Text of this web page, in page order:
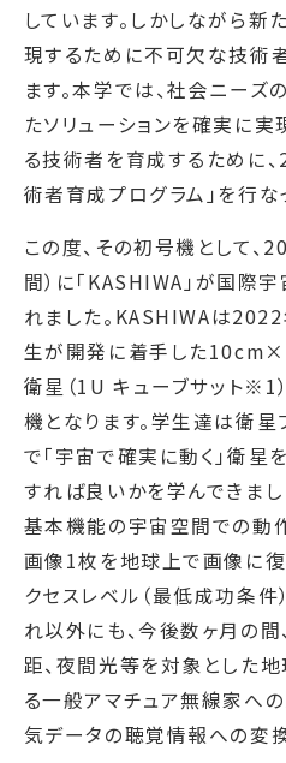
しています。しかしながら新
現するために不可欠な技術
ます。本学では、社会ニー
たソリューションを確実に実
る技術者を育成するために
術者育成プログラム」を行な
この度、その初号機として
間）に「KASHIWA」が国際
れました。KASHIWAは
生が開発に着手した
衛星（1U キューブサット※1
機となります。学生達は衛
で「宇宙で確実に動く」衛星
すれば良いかを学んできま
基本機能の宇宙空間での動
画像1枚を地球上で画像に
クセスレベル（最低成功条件
れ以外にも、今後数ヶ月の間
距、夜間光等を対象とした地
る一般アマチュア無線家へ
気データの聴覚情報への変